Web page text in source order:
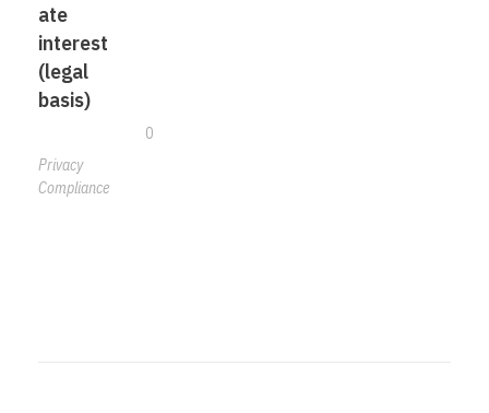
ate
interest
(legal
basis)
0
Privacy
Compliance